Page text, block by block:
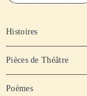
Histoires
Pièces de Théâtre
Poèmes